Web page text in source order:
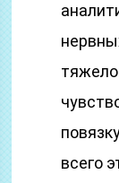
всего